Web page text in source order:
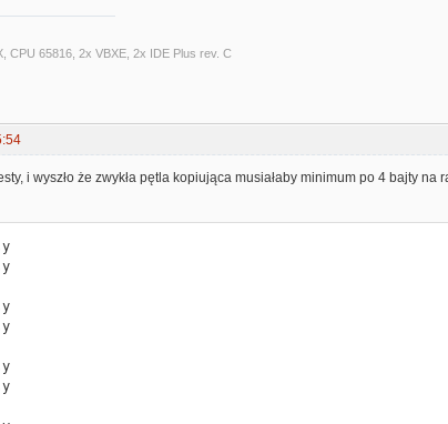
; assert Y = 0
(ptr1),Y    ; copy a byte
CPU 65816, 2x VBXE, 2x IDE Plus rev. C
i wyszło że zwykła pętla kopiująca musiałaby minimum po 4 bajty